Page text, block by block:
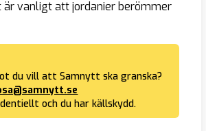
vanligt att jordanier berömmer
du vill att Samnytt ska granska?
och du har källskydd.